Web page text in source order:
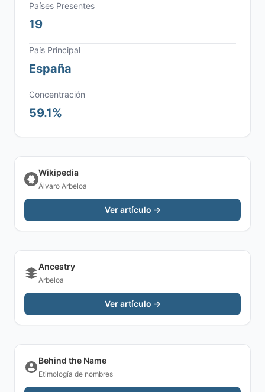
Países Presentes
19
País Principal
España
Concentración
59.1%
Wikipedia
Álvaro Arbeloa
Ver artículo →
Ancestry
Arbeloa
Ver artículo →
Behind the Name
Etimología de nombres